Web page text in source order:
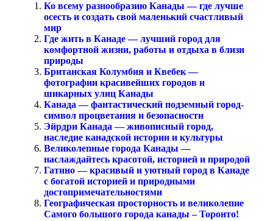
Ко всему разнообразию Канады — где лучше
осесть и создать свой маленький счастливый
мир
Где жить в Канаде — лучший город для
комфортной жизни, работы и отдыха в близи
природы
Британская Колумбия и Квебек —
фотографии красивейших городов и
шикарных улиц Канады
Канада — фантастический подземный город-
символ процветания и безопасности
Эйрдри Канада — живописный город,
наследие канадской истории и культуры
Великолепные города Канады —
наслаждайтесь красотой, историей и природой
Гатино — красивый и уютный город в Канаде
с богатой историей и природными
достопримечательностями
Географическая просторность и великолепие
Самого большого города канады – Торонто!